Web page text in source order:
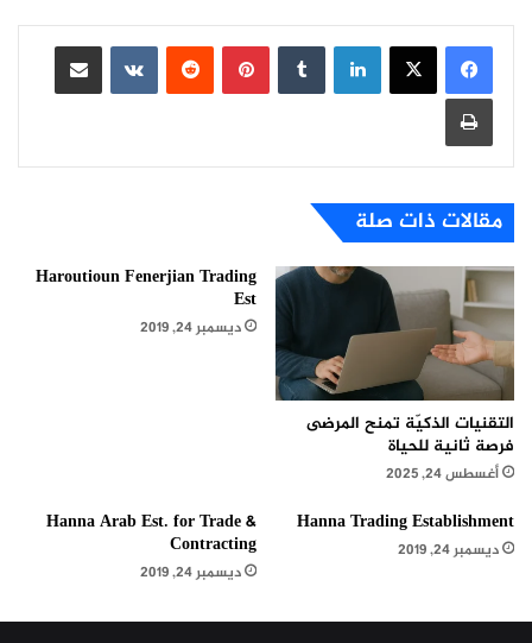
لينكدإن بينتيريست
مشاركة عبر البريد
طباعة
مقالات ذات صلة
التقنيات الذكيّة تمنح المرضى
فرصة ثانية للحياة
أغسطس 24, 2025
Haroutioun Fenerjian Trading
Est
ديسمبر 24, 2019
Hanna Trading Establishment
ديسمبر 24, 2019
Hanna Arab Est. for Trade &
Contracting
ديسمبر 24, 2019